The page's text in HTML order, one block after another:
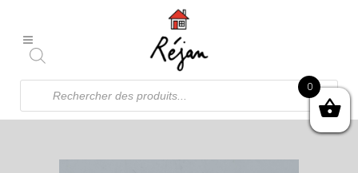
Recherche
produits
0